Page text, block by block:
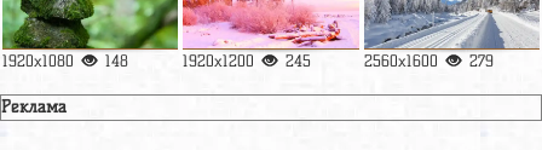
1920x1080 148 1920x1200 245 2560x1600 279
Реклама